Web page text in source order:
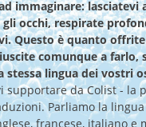
immaginare: lasciatevi
occhi, respirate
Questo è quanto
comunque a farlo,
stessa lingua dei vostri
supportare da Colist - la
Parliamo la
francese, italiano e